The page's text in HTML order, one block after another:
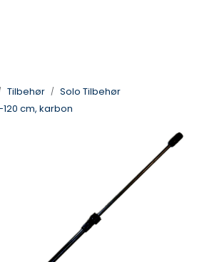
Tilbehør
Solo Tilbehør
cm, karbon